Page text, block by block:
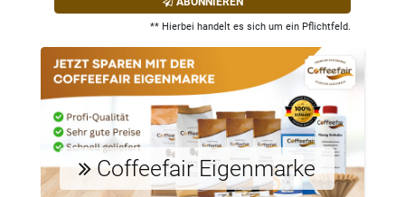
** Hierbei handelt es sich um ein Pflichtfeld.
Coffeefair Eigenmarke